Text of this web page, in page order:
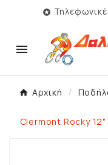


Αρχική
Clermont Rocky